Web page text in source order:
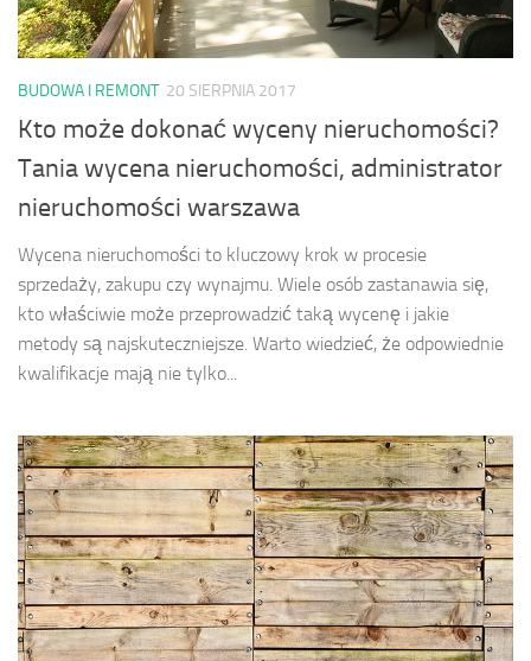
BUDOWA I REMONT 20 SIERPNIA 2017
Kto może dokonać wyceny nieruchomości?
Tania wycena nieruchomości, administrator
nieruchomości warszawa
Wycena nieruchomości to kluczowy krok w procesie
sprzedaży, zakupu czy wynajmu. Wiele osób zastanawia się,
kto właściwie może przeprowadzić taką wycenę i jakie
metody są najskuteczniejsze. Warto wiedzieć, że odpowiednie
kwalifikacje mają nie tylko...